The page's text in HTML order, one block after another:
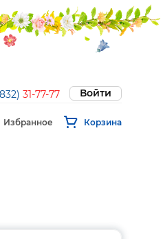
31-77-77 Войти
Избранное Корзина